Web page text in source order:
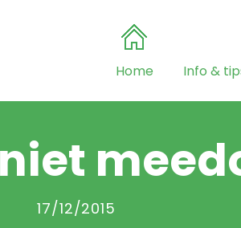
Home Info &
17/12/2015